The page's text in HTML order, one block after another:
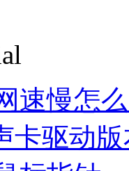
速慢怎
卡驱动